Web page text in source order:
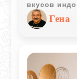
вкусов
сочетает
создавая
Гена